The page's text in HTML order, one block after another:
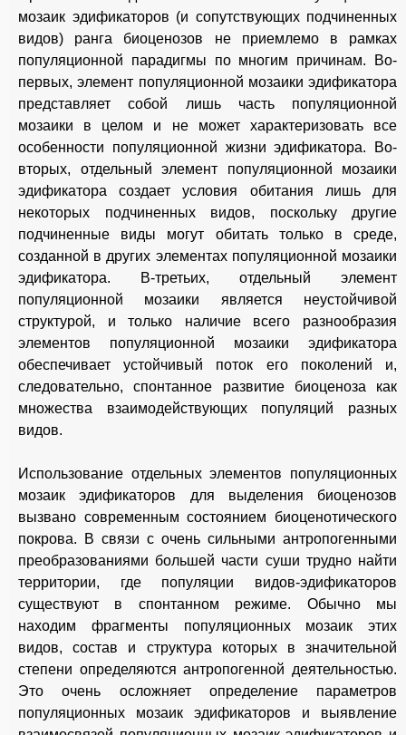
мозаик эдификаторов (и сопутствующих подчиненных
видов) ранга биоценозов не приемлемо в рамках
популяционной парадигмы по многим причинам. Во-
первых, элемент популяционной мозаики эдификатора
представляет собой лишь часть популяционной
мозаики в целом и не может характеризовать все
особенности популяционной жизни эдификатора. Во-
вторых, отдельный элемент популяционной мозаики
эдификатора создает условия обитания лишь для
некоторых подчиненных видов, поскольку другие
подчиненные виды могут обитать только в среде,
созданной в других элементах популяционной мозаики
эдификатора. В-третьих, отдельный элемент
популяционной мозаики является неустойчивой
структурой, и только наличие всего разнообразия
элементов популяционной мозаики эдификатора
обеспечивает устойчивый поток его поколений и,
следовательно, спонтанное развитие биоценоза как
множества взаимодействующих популяций разных
видов.
Использование отдельных элементов популяционных
мозаик эдификаторов для выделения биоценозов
вызвано современным состоянием биоценотического
покрова. В связи с очень сильными антропогенными
преобразованиями большей части суши трудно найти
территории, где популяции видов-эдификаторов
существуют в спонтанном режиме. Обычно мы
находим фрагменты популяционных мозаик этих
видов, состав и структура которых в значительной
степени определяются антропогенной деятельностью.
Это очень осложняет определение параметров
популяционных мозаик эдификаторов и выявление